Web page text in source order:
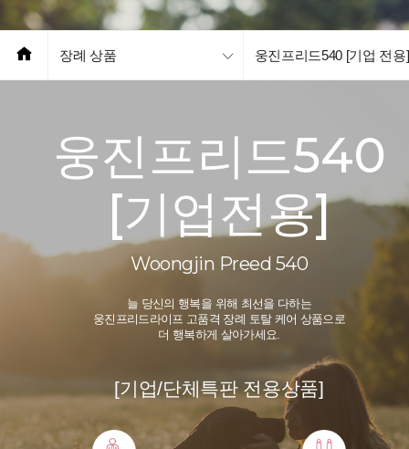
장례 상품 웅진프리드540 [기업 전용]
웅진프리드540
[기업전용]
Woongjin Preed 540
늘 당신의 행복을 위해 최선을 다하는
웅진프리드라이프 고품격 장례 토탈 케어 상품으로
더 행복하게 살아가세요.
[기업/단체특판 전용상품]